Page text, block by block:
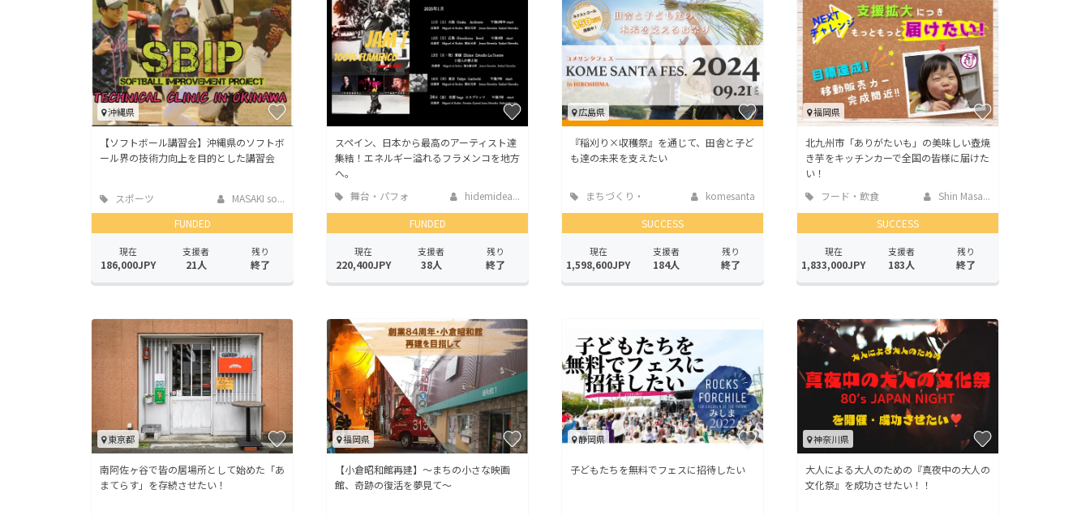
沖縄県
【ソフトボール講習会】沖縄県のソフトボ
ール界の技術力向上を目的とした講習会
スポーツ
MASAKI so...
FUNDED
現在
186,000JPY
支援者
21人
残り
終了
スペイン、日本から最高のアーティスト達
集結！エネルギー溢れるフラメンコを地方
へ。
舞台・パフォ
ーマンス
hidemidea...
FUNDED
現在
220,400JPY
支援者
38人
残り
終了
広島県
『稲刈り×収穫祭』を通じて、田舎と子ど
も達の未来を支えたい
まちづくり・
地域活性化
komesanta
SUCCESS
現在
1,598,600JPY
支援者
184人
残り
終了
福岡県
北九州市「ありがたいも」の美味しい壺焼
き芋をキッチンカーで全国の皆様に届けた
い！
フード・飲食
店
Shin Masa...
SUCCESS
現在
1,833,000JPY
支援者
183人
残り
終了
東京都
南阿佐ヶ谷で皆の居場所として始めた「あ
まてらす」を存続させたい！
福岡県
【小倉昭和館再建】～まちの小さな映画
館、奇跡の復活を夢見て～
静岡県
子どもたちを無料でフェスに招待したい
神奈川県
大人による大人のための『真夜中の大人の
文化祭』を成功させたい！！